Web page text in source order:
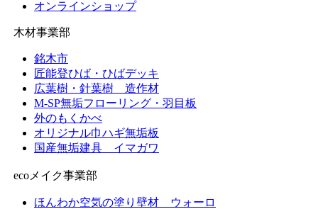
オンラインショップ
木材事業部
銘木市
匠能登ひば・ひばデッキ
広葉樹・針葉樹 造作材
M-SP無垢フローリング・羽目板
外のもくかべ
オリジナル巾ハギ無垢板
国産無垢建具 イマガワ
ecoメイク事業部
ほんわか空気の塗り壁材 ウォーロ